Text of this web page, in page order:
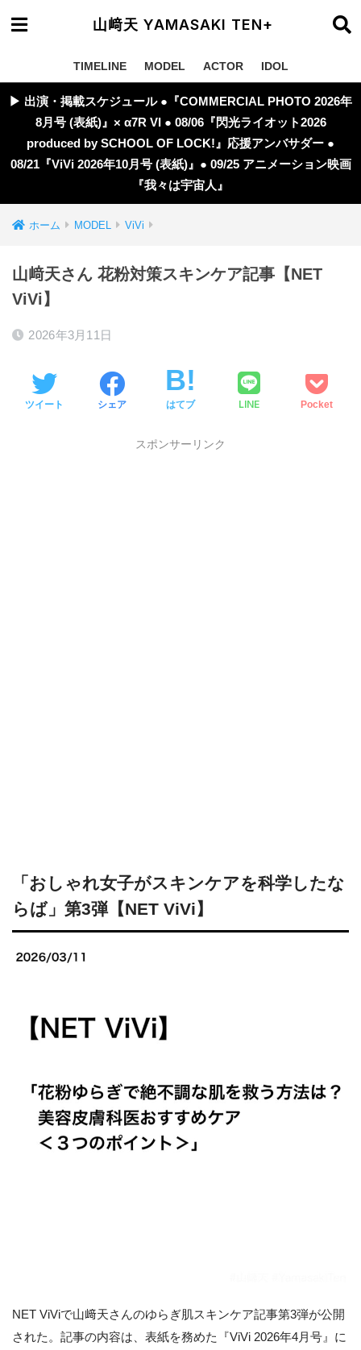
山﨑天 YAMASAKI TEN+
TIMELINE MODEL ACTOR IDOL
▶︎ 出演・掲載スケジュール ●『COMMERCIAL PHOTO 2026年
8月号 (表紙)』× α7R VI ● 08/06『閃光ライオット2026
produced by SCHOOL OF LOCK!』応援アンバサダー ●
08/21『ViVi 2026年10月号 (表紙)』● 09/25 アニメーション映画
『我々は宇宙人』
ホーム MODEL ViVi
山﨑天さん 花粉対策スキンケア記事【NET
ViVi】
2026年3月11日
ツイート シェア はてブ LINE Pocket
スポンサーリンク
「おしゃれ女子がスキンケアを科学したな
らば」第3弾【NET ViVi】
NET ViViで山﨑天さんのゆらぎ肌スキンケア記事第3弾が公開
された。記事の内容は、表紙を務めた『ViVi 2026年4月号』に